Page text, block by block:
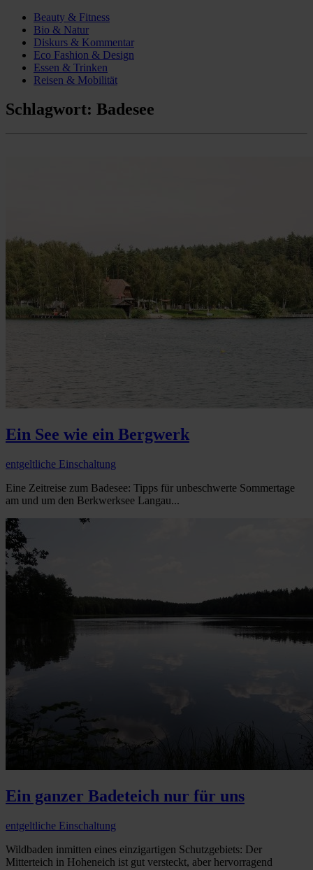
Beauty & Fitness
Bio & Natur
Diskurs & Kommentar
Eco Fashion & Design
Essen & Trinken
Reisen & Mobilität
Schlagwort: Badesee
Ein See wie ein Bergwerk
entgeltliche Einschaltung
Eine Zeitreise zum Badesee: Tipps für unbeschwerte Sommertage
am und um den Berkwerksee Langau...
Ein ganzer Badeteich nur für uns
entgeltliche Einschaltung
Wildbaden inmitten eines einzigartigen Schutzgebiets: Der
Mitterteich in Hoheneich ist gut versteckt, aber hervorragend